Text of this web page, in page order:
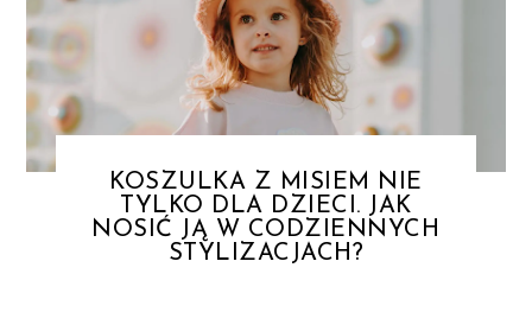
KOSZULKA Z MISIEM NIE
TYLKO DLA DZIECI. JAK
NOSIĆ JĄ W CODZIENNYCH
STYLIZACJACH?